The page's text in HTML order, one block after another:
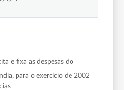
e fixa as despesas do
para o exercício de 2002